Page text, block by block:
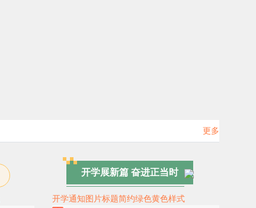
更多
开学展新篇 奋进正当时
开学通知图片标题简约绿色黄色样式